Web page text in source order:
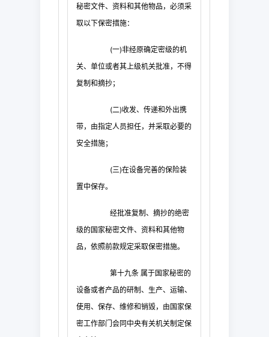
秘密文件、资料和其他物品，必须采
取以下保密措施：
(一)非经原确定密级的机
关、单位或者其上级机关批准，不得
复制和摘抄；
(二)收发、传递和外出携
带，由指定人员担任，并采取必要的
安全措施；
(三)在设备完善的保险装
置中保存。
经批准复制、摘抄的绝密
级的国家秘密文件、资料和其他物
品，依照前款规定采取保密措施。
第十九条 属于国家秘密的
设备或者产品的研制、生产、运输、
使用、保存、维修和销毁，由国家保
密工作部门会同中央有关机关制定保